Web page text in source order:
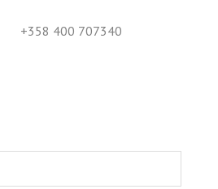
+358 400 707340